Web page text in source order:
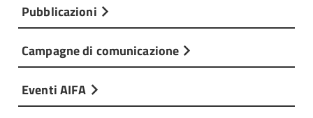
Pubblicazioni
Campagne di comunicazione
Eventi AIFA